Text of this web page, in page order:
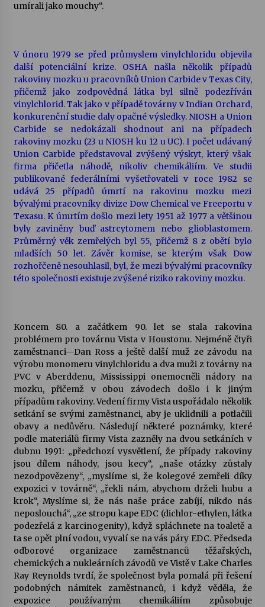
umírali jako mouchy“.
V únoru 1979 se před průmyslem vinylchloridu objevila
další potenciální krize. OSHA našla několik případů
rakoviny mozku u pracovníků Union Carbide v Texas City,
přičemž jako zodpovědná látka byl silně podezříván
vinylchlorid. Tak jako v případě továrny v Indian Orchard,
konkurenční studie daly opačné výsledky. NIOSH a Union
Carbide se nedokázali shodnout ani na případech
rakoviny mozku (23 u NIOSH ku 12 u UC). I počet udávaný
Union Carbide představoval zvýšený výskyt, který však
firma přičetla náhodě, nikoliv chemikáliím. Ve studii
publikované federálními vyšetřovateli v roce 1982 se
udává 25 případů úmrtí na rakovinu mozku mezi
bývalými pracovníky divize Dow Chemical ve Freeportu v
Texasu. K úmrtím došlo mezi lety 1951 až 1977 a většinou
byly zaviněny buď astrcytomem nebo glioblastomem.
Průměrný věk zemřelých byl 55, přičemž 8 z obětí bylo
mladších 50 let. Závěr komise, se kterým však Dow
rozhořčeně nesouhlasil, byl, že mezi bývalými pracovníky
této společnosti existuje zvýšené riziko rakoviny mozku.
Koncem 80. a začátkem 90. let se stala rakovina
problémem pro továrnu Vista v Houstonu. Nejméně čtyři
zaměstnanci—Dan Ross a ještě další muž ze závodu na
výrobu monomeru vinylchloridu a dva muži z továrny na
PVC v Aberddenu, Mississippi onemocněli nádory na
mozku, přičemž v obou závodech došlo i k jiným
případům rakoviny. Vedení firmy Vista uspořádalo několik
setkání se svými zaměstnanci, aby je uklidnili a potlačili
obavy a nedůvěru. Následují některé poznámky, které
podle materiálů firmy Vista zazněly na dvou setkáních v
dubnu 1991: „předchozí vysvětlení, že případy rakoviny
jsou dílem náhody, jsou kecy“, „naše otázky zůstaly
nezodpovězeny“, „myslíme si, že kolegové zemřeli díky
expozici v továrně“, „řekli nám, abychom drželi hubu a
krok“, Myslíme si, že nás naše práce zabíjí, nikdo nás
neposlouchá“, „ze stropu kape EDC (dichlor-ethylen, látka
podezřelá z karcinogenity), když spláchnete na toaletě a
ta se opět plní vodou, vyvalí se na vás páry EDC. Předseda
odborové organizace zaměstnanců těžařských,
chemických a nukleárních závodů ve Vistě v Lake Charles
Ray Reynolds tvrdí, že společnost byla pomalá při řešení
podobných námitek zaměstnanců, i když věděla, že
expozice používaným chemikáliím způsobuje